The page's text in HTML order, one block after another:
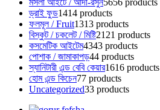
মসলা আইটে / আদা-রসুন5656 products
ড্রাই ফুড1414 products
ফলমূল / Fruit1313 products
বিস্কুট / চকলেট / মিষ্টি21 21 products
কসমেটিক আইটেম4343 products
পোশাক / জামাকাপড়44 products
স্যানিটারী এন্ড বেবি কেয়ার1616 products
হোম এন্ড কিচেন77 products
Uncategorized33 products